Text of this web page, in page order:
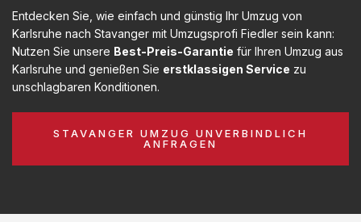
Entdecken Sie, wie einfach und günstig Ihr Umzug von
Karlsruhe nach Stavanger mit Umzugsprofi Fiedler sein kann:
Nutzen Sie unsere Best-Preis-Garantie für Ihren Umzug aus
Karlsruhe und genießen Sie erstklassigen Service zu
unschlagbaren Konditionen.
STAVANGER UMZUG UNVERBINDLICH
ANFRAGEN